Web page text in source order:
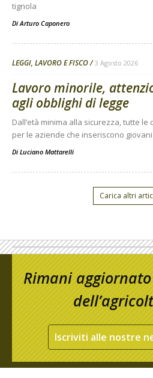
tignola
DiArturo Caponero
LEGGI, LAVORO E FISCO 3 Agosto 2026
Lavoro minorile,
agli obblighi di legge
Dall’età minima alla sicurezza, tutte
per le aziende che inseriscono
Di Luciano Mattarelli
Carica altri
Rimani
Iscriviti alle nostre